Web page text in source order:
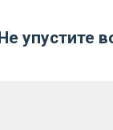
Не упустите